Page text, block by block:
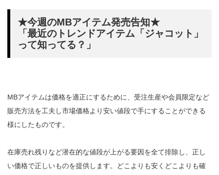
★今週のMBアイテム発売告知★
「最近のトレンドアイテム「ジャコット」
って知ってる？」
MBアイテムは価格を適正にするために、受注生産や会員限定など
販売方法を工夫し市場価格より安い値段で手にすることができる
様にしたものです。
在庫売れ残りなど潜在的な値段が上がる要因を全て排除し、正し
い価格で正しいものを提供します。どこよりも安くどこよりも確